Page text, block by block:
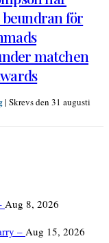
för
matchen
| Skrevs den 31 augusti
Aug 8, 2026
– Aug 15, 2026